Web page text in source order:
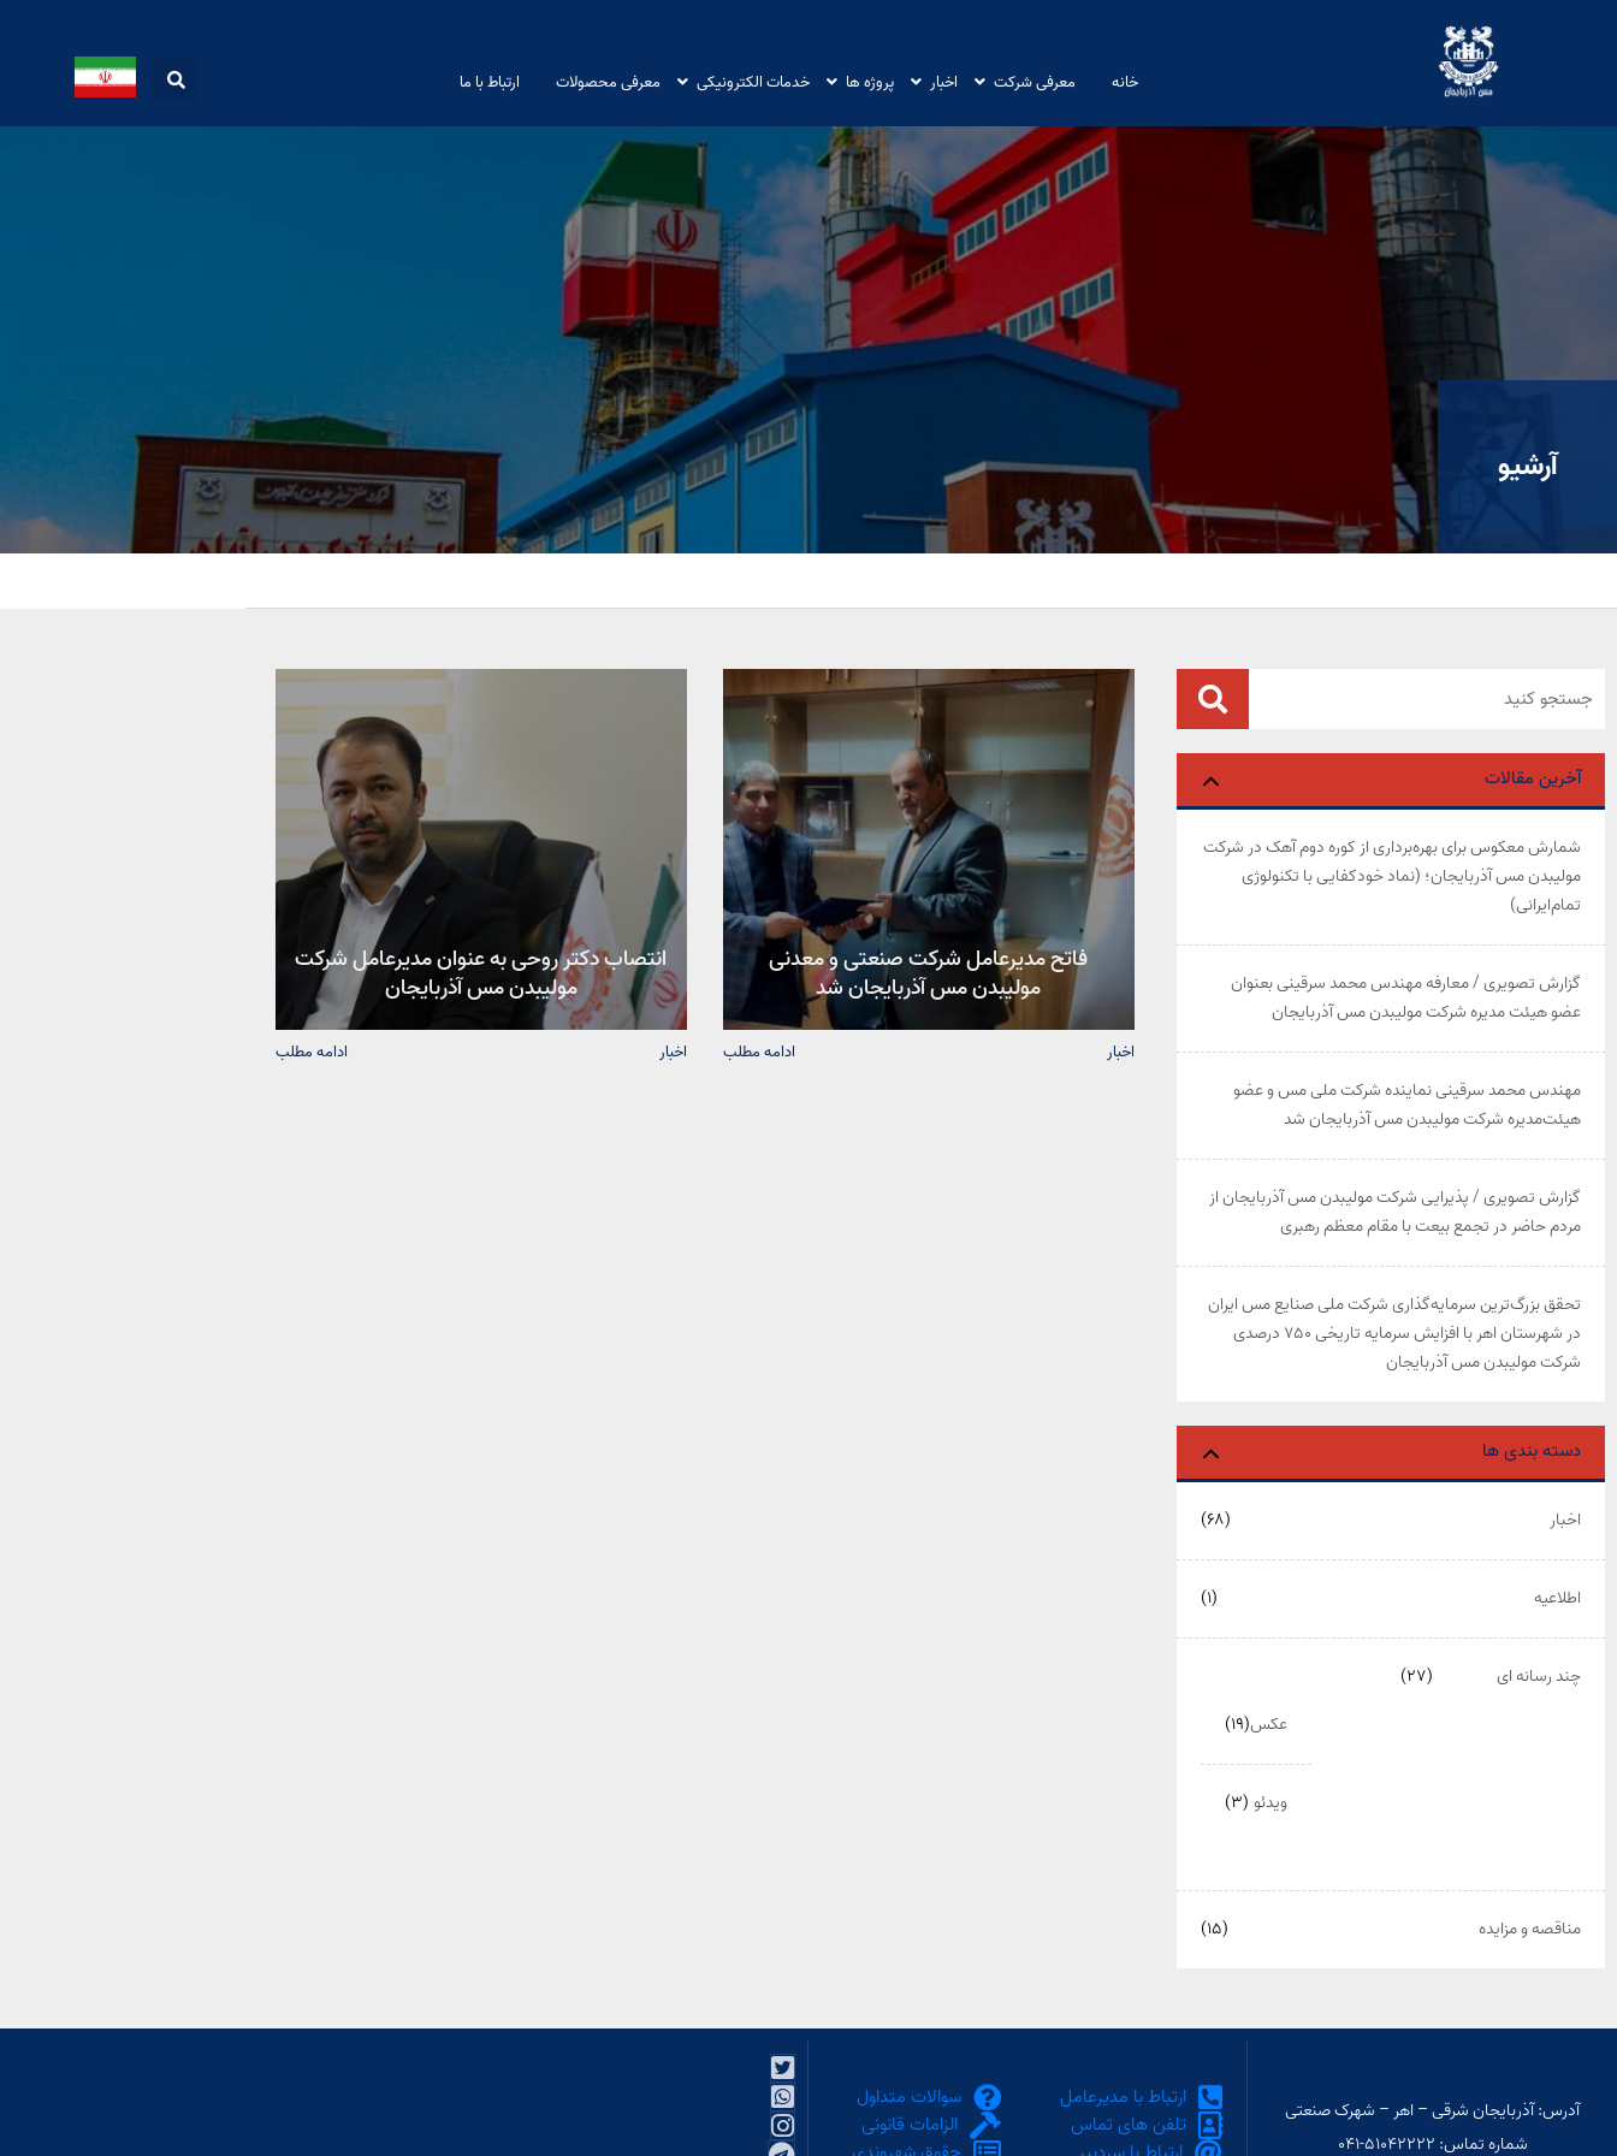
خانه معرفی شرکت اخبار پروژه ها خدمات الکترونیکی معرفی محصولات ارتباط با ما
آرشیو
آخرین مقالات
شمارش معکوس برای بهره‌برداری از کوره دوم آهک در شرکت
مولیبدن مس آذربایجان؛ (نماد خودکفایی با تکنولوژی
تمام‌ایرانی)
گزارش تصویری / معارفه مهندس محمد سرقینی بعنوان
عضو هیئت‌ مدیره شرکت مولیبدن مس آذربایجان
مهندس محمد سرقینی نماینده شرکت ملی مس و عضو
هیئت‌مدیره شرکت مولیبدن مس آذربایجان شد
گزارش تصویری / پذیرایی شرکت مولیبدن مس آذربایجان از
مردم حاضر در تجمع بیعت با مقام معظم رهبری
تحقق بزرگ‌ترین سرمایه‌گذاری شرکت ملی صنایع مس ایران
در شهرستان اهر با افزایش سرمایه تاریخی ۷۵۰ درصدی
شرکت مولیبدن مس آذربایجان
دسته بندی ها
اخبار (۶۸)
اطلاعیه (۱)
چند رسانه ای
(۲۷)
عکس(۱۹)
ویدئو (۳)
مناقصه و مزایده (۱۵)
فاتح مدیرعامل شرکت صنعتی و معدنی
مولیبدن مس آذربایجان شد
اخبار ادامه مطلب
انتصاب دکتر روحی به عنوان مدیرعامل شرکت
مولیبدن مس آذربایجان
اخبار ادامه مطلب
آدرس: آذربایجان شرقی – اهر – شهرک صنعتی
شماره تماس: ۵۱۰۴۲۲۲۲-۰۴۱
ارتباط با مدیرعامل
تلفن های تماس
سوالات متداول
الزامات قانونی